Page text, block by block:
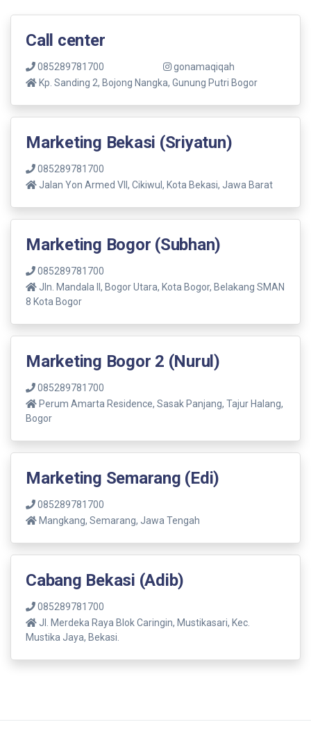
Call center
085289781700
gonamaqiqah
Kp. Sanding 2, Bojong Nangka, Gunung Putri Bogor
Marketing Bekasi (Sriyatun)
085289781700
Jalan Yon Armed VII, Cikiwul, Kota Bekasi, Jawa Barat
Marketing Bogor (Subhan)
085289781700
Jln. Mandala ll, Bogor Utara, Kota Bogor, Belakang SMAN
8 Kota Bogor
Marketing Bogor 2 (Nurul)
085289781700
Perum Amarta Residence, Sasak Panjang, Tajur Halang,
Bogor
Marketing Semarang (Edi)
085289781700
Mangkang, Semarang, Jawa Tengah
Cabang Bekasi (Adib)
085289781700
Jl. Merdeka Raya Blok Caringin, Mustikasari, Kec.
Mustika Jaya, Bekasi.